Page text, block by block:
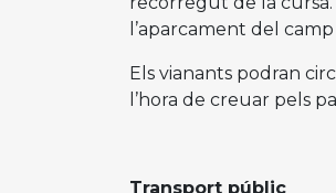
l’aparcament del
Els vianants podran
l’hora de creuar pels
Transport públic